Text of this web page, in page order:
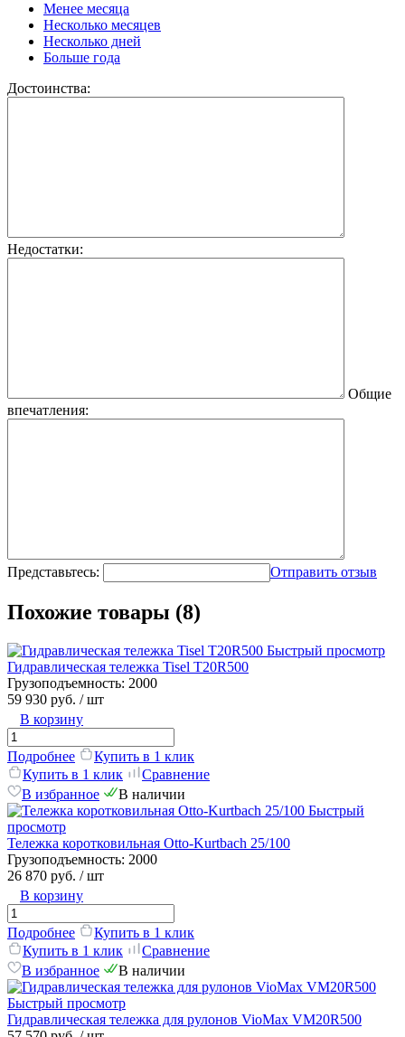
Менее месяца
Несколько месяцев
Несколько дней
Больше года
Достоинства:
Недостатки:
Общие
впечатления:
Представьтесь: Отправить отзыв
Похожие товары (8)
Быстрый просмотр
Гидравлическая тележка Tisel T20R500
Грузоподъемность: 2000
59 930 руб. / шт
В корзину
Подробнее
Купить в 1 клик
Купить в 1 клик
Сравнение
В избранное
В наличии
Быстрый
просмотр
Тележка коротковильная Otto-Kurtbach 25/100
Грузоподъемность: 2000
26 870 руб. / шт
В корзину
Подробнее
Купить в 1 клик
Купить в 1 клик
Сравнение
В избранное
В наличии
Быстрый просмотр
Гидравлическая тележка для рулонов VioMax VM20R500